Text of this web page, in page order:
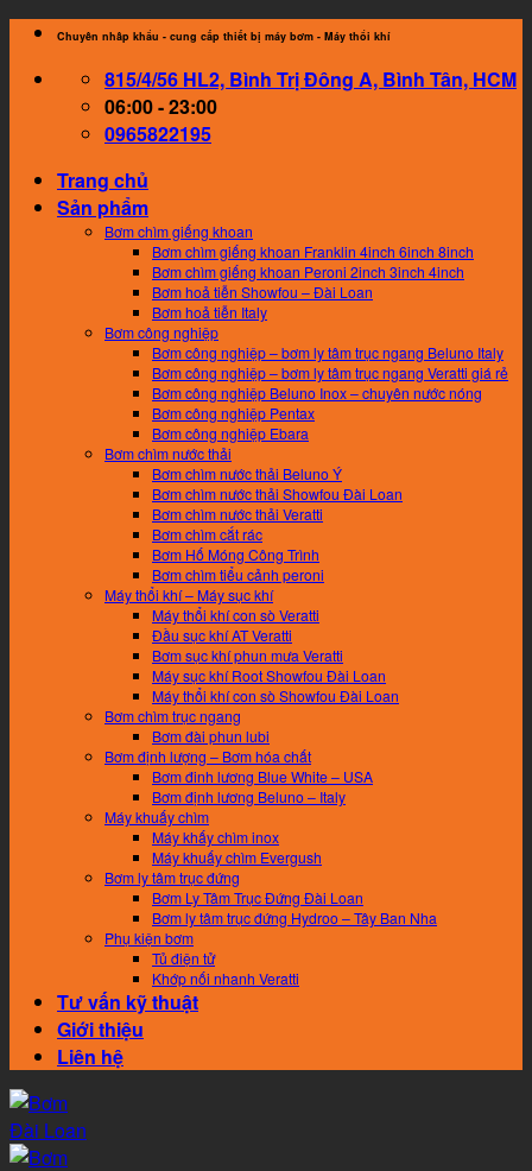
Skip
content
Chuyên nhâp khẩu - cung cấp thiết bị máy bơm - Máy thổi khí
815/4/56 HL2, Bình Trị Đông A, Bình Tân, HCM
06:00 - 23:00
0965822195
Trang chủ
Sản phẩm
Bơm chìm giếng khoan
Bơm chìm giếng khoan Franklin 4inch 6inch 8inch
Bơm chìm giếng khoan Peroni 2inch 3inch 4inch
Bơm hoả tiễn Showfou – Đài Loan
Bơm hoả tiễn Italy
Bơm công nghiệp
Bơm công nghiệp – bơm ly tâm trục ngang Beluno Italy
Bơm công nghiệp – bơm ly tâm trục ngang Veratti giá rẻ
Bơm công nghiệp Beluno Inox – chuyên nước nóng
Bơm công nghiệp Pentax
Bơm công nghiệp Ebara
Bơm chìm nước thải
Bơm chìm nước thải Beluno Ý
Bơm chìm nước thải Showfou Đài Loan
Bơm chìm nước thải Veratti
Bơm chìm cắt rác
Bơm Hố Móng Công Trình
Bơm chìm tiểu cảnh peroni
Máy thổi khí – Máy sục khí
Máy thổi khí con sò Veratti
Đầu sục khí AT Veratti
Bơm sục khí phun mưa Veratti
Máy sục khí Root Showfou Đài Loan
Máy thổi khí con sò Showfou Đài Loan
Bơm chìm trục ngang
Bơm đài phun lubi
Bơm định lượng – Bơm hóa chất
Bơm đinh lương Blue White – USA
Bơm định lương Beluno – Italy
Máy khuấy chìm
Máy khấy chìm inox
Máy khuấy chìm Evergush
Bơm ly tâm trục đứng
Bơm Ly Tâm Trục Đứng Đài Loan
Bơm ly tâm trục đứng Hydroo – Tây Ban Nha
Phụ kiện bơm
Tủ điện tử
Khớp nối nhanh Veratti
Tư vấn kỹ thuật
Giới thiệu
Liên hệ